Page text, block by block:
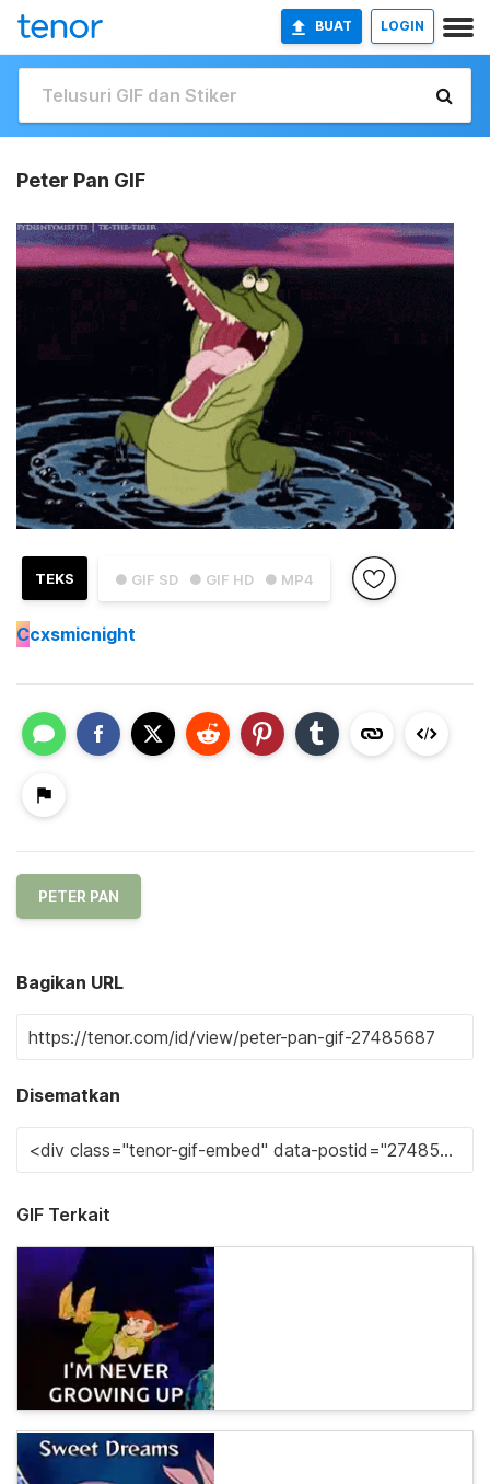
BUAT LOGIN
Peter Pan GIF
● GIF SD ● GIF HD ● MP4
TEKS
Ccxsmicnight
PETER PAN
Bagikan URL
Disematkan
GIF Terkait